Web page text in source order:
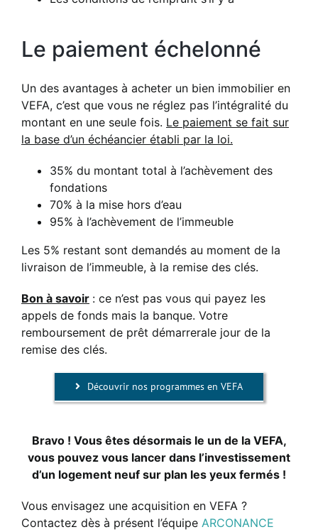
Le paiement échelonné
Un des avantages à acheter un bien immobilier en
VEFA, c’est que vous ne réglez pas l’intégralité du
montant en une seule fois. Le paiement se fait sur
la base d’un échéancier établi par la loi.
35% du montant total à l’achèvement des
fondations
70% à la mise hors d’eau
95% à l’achèvement de l’immeuble
Les 5% restant sont demandés au moment de la
livraison de l’immeuble, à la remise des clés.
Bon à savoir : ce n’est pas vous qui payez les
appels de fonds mais la banque. Votre
remboursement de prêt démarrerale jour de la
remise des clés.
Découvrir nos programmes en VEFA
Bravo ! Vous êtes désormais le un de la VEFA,
vous pouvez vous lancer dans l’investissement
d’un logement neuf sur plan les yeux fermés !
Vous envisagez une acquisition en VEFA ?
Contactez dès à présent l’équipe ARCONANCE